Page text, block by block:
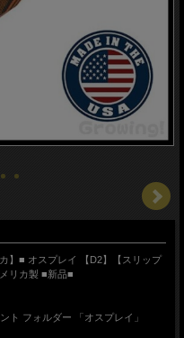
】■ オスプレイ 【D2】【スリップ
リカ製 ■新品■
ト フォルダー 「オスプレイ」